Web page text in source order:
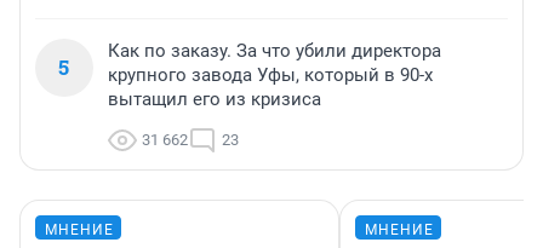
5
Как по заказу. За что убили директора
крупного завода Уфы, который в 90-х
вытащил его из кризиса
31 662 23
МНЕНИЕ МНЕНИЕ